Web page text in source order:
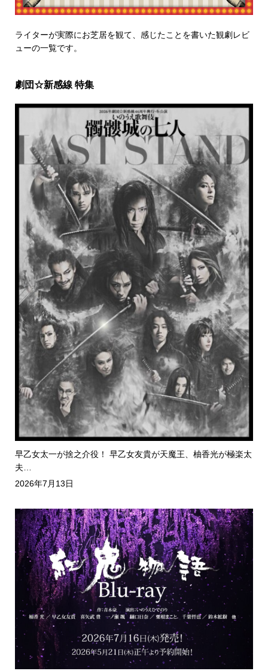
ライターが実際にお芝居を観て、感じたことを書いた観劇レビ
ューの一覧です。
劇団☆新感線 特集
早乙女太一が捨之介役！ 早乙女友貴が天魔王、柚香光が極楽太
夫…
2026年7月13日